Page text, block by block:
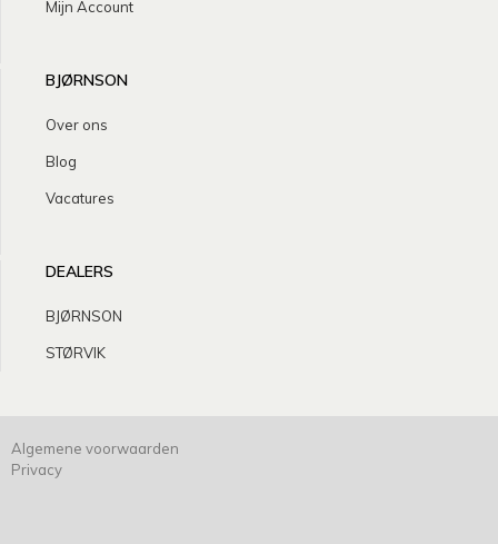
Mijn Account
BJØRNSON
Over ons
Blog
Vacatures
DEALERS
BJØRNSON
STØRVIK
Algemene voorwaarden
Privacy